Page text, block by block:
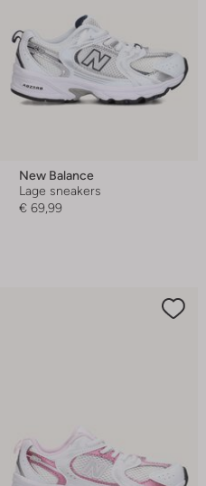
New Balance
Lage sneakers
€ 69,99